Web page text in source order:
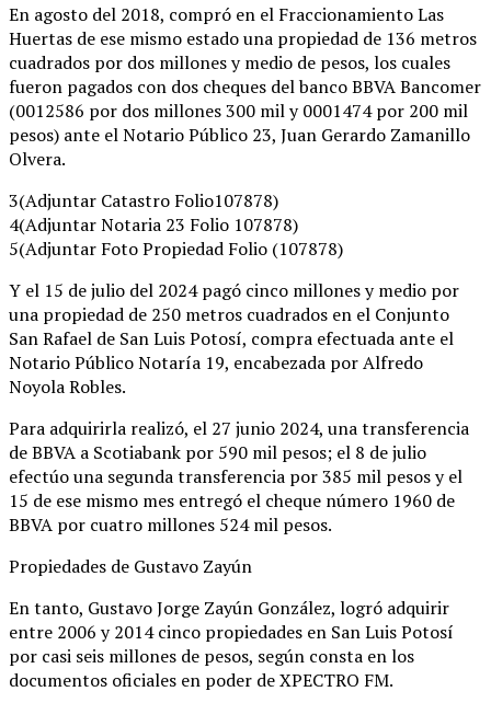
En agosto del 2018, compró en el Fraccionamiento Las
Huertas de ese mismo estado una propiedad de 136 metros
cuadrados por dos millones y medio de pesos, los cuales
fueron pagados con dos cheques del banco BBVA Bancomer
(0012586 por dos millones 300 mil y 0001474 por 200 mil
pesos) ante el Notario Público 23, Juan Gerardo Zamanillo
Olvera.
3(Adjuntar Catastro Folio107878)
4(Adjuntar Notaria 23 Folio 107878)
5(Adjuntar Foto Propiedad Folio (107878)
Y el 15 de julio del 2024 pagó cinco millones y medio por
una propiedad de 250 metros cuadrados en el Conjunto
San Rafael de San Luis Potosí, compra efectuada ante el
Notario Público Notaría 19, encabezada por Alfredo
Noyola Robles.
Para adquirirla realizó, el 27 junio 2024, una transferencia
de BBVA a Scotiabank por 590 mil pesos; el 8 de julio
efectúo una segunda transferencia por 385 mil pesos y el
15 de ese mismo mes entregó el cheque número 1960 de
BBVA por cuatro millones 524 mil pesos.
Propiedades de Gustavo Zayún
En tanto, Gustavo Jorge Zayún González, logró adquirir
entre 2006 y 2014 cinco propiedades en San Luis Potosí
por casi seis millones de pesos, según consta en los
documentos oficiales en poder de XPECTRO FM.